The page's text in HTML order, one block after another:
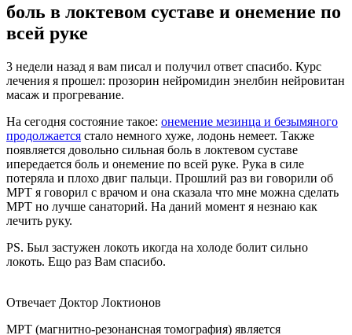
боль в локтевом суставе и онемение по
всей руке
3 недели назад я вам писал и получил ответ спасибо. Курс
лечения я прошел: прозорин нейромидин энелбин нейровитан
масаж и прогревание.
На сегодня состояние такое: онемение мезинца и безымяного
продолжается стало немного хуже, лодонь немеет. Также
появляется довольно сильная боль в локтевом суставе
ипередается боль и онемение по всей руке. Рука в силе
потеряла и плохо двиг пальци. Прошлий раз ви говорили об
МРТ я говорил с врачом и она сказала что мне можна сделать
МРТ но лучше санаторий. На даний момент я незнаю как
лечить руку.
PS. Был застужен локоть икогда на холоде болит сильно
локоть. Ещо раз Вам спасибо.
Отвечает Доктор Локтионов
МРТ (магнитно-резонансная томография) является